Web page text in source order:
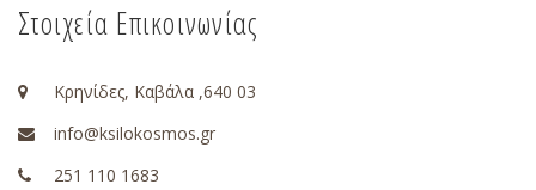
Στοιχεία Επικοινωνίας
Κρηνίδες, Καβάλα ,640 03
info@ksilokosmos.gr
251 110 1683